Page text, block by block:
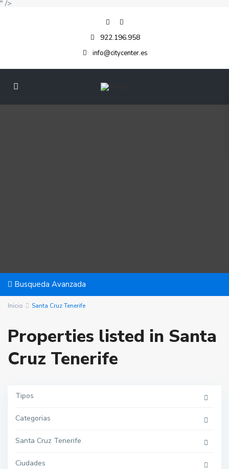
" />
922.196.958
info@citycenter.es
Busqueda Avanzada
Inicio Santa Cruz Tenerife
Properties listed in Santa
Cruz Tenerife
Tipos
Categorias
Santa Cruz Tenerife
Ciudades